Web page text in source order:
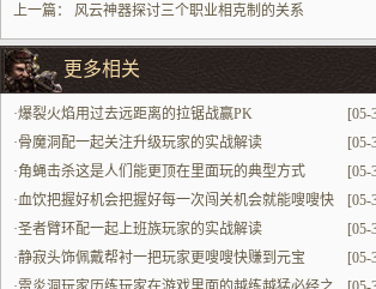
上一篇： 风云神器探讨三个职业相克制的关系
更多相关
[05-
·爆裂火焰用过去远距离的拉锯战赢PK
[05-
·骨魔洞配一起关注升级玩家的实战解读
[05-
·角蝇击杀这是人们能更顶在里面玩的典型方式
[05-
·血饮把握好机会把握好每一次闯关机会就能嗖嗖快
提升
[05-
·圣者臂环配一起上班族玩家的实战解读
[05-
·静寂头饰佩戴帮衬一把玩家更嗖嗖快赚到元宝